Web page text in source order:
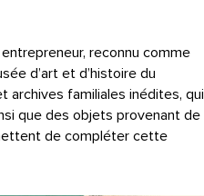
reconnu comme
d’art et d’histoire du
archives familiales inédites, qui
que des objets provenant de
de compléter cette